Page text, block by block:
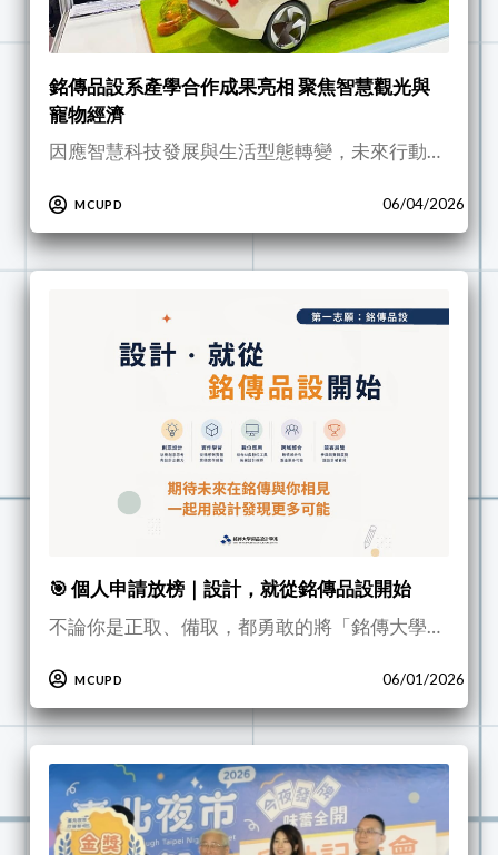
銘傳品設系產學合作成果亮相 聚焦智慧觀光與
寵物經濟
因應智慧科技發展與生活型態轉變，未來行動…
MCUPD 06/04/2026
🎯 個人申請放榜｜設計，就從銘傳品設開始
不論你是正取、備取，都勇敢的將「銘傳大學…
MCUPD 06/01/2026